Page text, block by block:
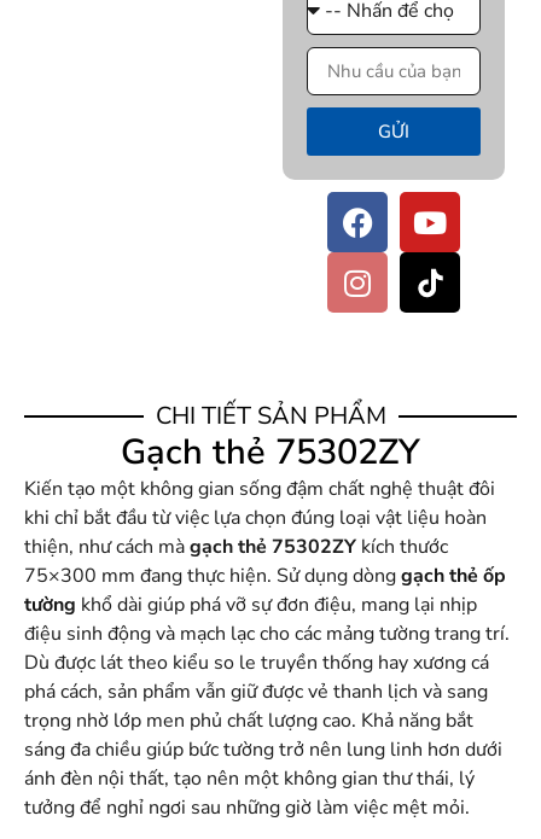
GỬI
CHI TIẾT SẢN PHẨM
Gạch thẻ 75302ZY
Kiến tạo một không gian sống đậm chất nghệ thuật đôi
khi chỉ bắt đầu từ việc lựa chọn đúng loại vật liệu hoàn
thiện, như cách màgạch thẻ 75302ZY kích thước
75×300 mm đang thực hiện. Sử dụng dònggạch thẻ ốp
tường khổ dài giúp phá vỡ sự đơn điệu, mang lại nhịp
điệu sinh động và mạch lạc cho các mảng tường trang trí.
Dù được lát theo kiểu so le truyền thống hay xương cá
phá cách, sản phẩm vẫn giữ được vẻ thanh lịch và sang
trọng nhờ lớp men phủ chất lượng cao. Khả năng bắt
sáng đa chiều giúp bức tường trở nên lung linh hơn dưới
ánh đèn nội thất, tạo nên một không gian thư thái, lý
tưởng để nghỉ ngơi sau những giờ làm việc mệt mỏi.